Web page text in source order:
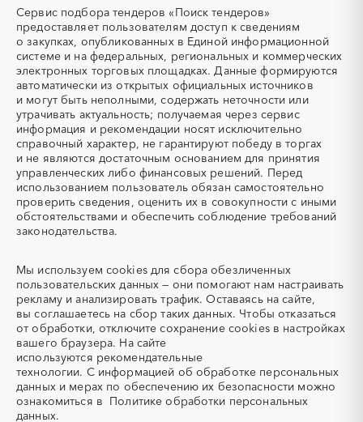
ТЭН
(Теплоэлектронагреватель)
УДС (установки
депарафинизации скважин)
УКПГ
ЯТЭК
Аварийные работы
Авиаперевозка
Авиационные работы
Авиационные работы
вертолетами
Автобус
Автовозы
Автогрейдер
Автозапчасти
Автоматизация
Автомобили
Автомобильные весы
Авторский надзор
Автотранспорт
Автоцистерны пожарные
Адсорбенты
Акварель
Аквариумы
Аккумуляторы
Алкогольная продукция
Алмазное бурение
Алмазная резка
Алюминиевые
конструкции
Алюминиевые профили
Алюминий
Аммоний
Ангар
Антенны
Антискалант
Антрацит
Московская область
Мурманская область
Ненецкий AО
Нижегородская область
Новгородская область
Новосибирская область
Омская область
Оренбургская область
Орловская область
Пензенская область
Пермский край
Приморский край
Псковская область
Ростовская область
Рязанская область
Самарская область
Санкт-Петербург
Саратовская область
Сахалинская область
Свердловская область
Севастополь
Тамбовская область
Татарстан
Тверская область
Томская область
Тульская область
Тыва
Тюменская область
Удмуртская республика
Ульяновская область
Хабаровский край
Хакасия
Ханты-Мансийский
Автономный округ - Югра
Челябинская область
Сервис подбора тендеров «Поиск тендеров»
предоставляет пользователям доступ к сведениям
о закупках, опубликованных в Единой информационной
системе и на федеральных, региональных и коммерческих
электронных торговых площадках. Данные формируются
автоматически из открытых официальных источников
и могут быть неполными, содержать неточности или
утрачивать актуальность; получаемая через сервис
информация и рекомендации носят исключительно
справочный характер, не гарантируют победу в торгах
и не являются достаточным основанием для принятия
управленческих либо финансовых решений. Перед
использованием пользователь обязан самостоятельно
проверить сведения, оценить их в совокупности с иными
обстоятельствами и обеспечить соблюдение требований
законодательства.
Мы используем cookies для сбора обезличенных
пользовательских данных — они помогают нам настраивать
рекламу и анализировать трафик. Оставаясь на сайте,
вы соглашаетесь на сбор таких данных. Чтобы отказаться
от обработки, отключите сохранение cookies в настройках
вашего браузера. На сайте
используются рекомендательные
технологии. С информацией об обработке персональных
данных и мерах по обеспечению их безопасности можно
ознакомиться в Политике обработки персональных
данных.